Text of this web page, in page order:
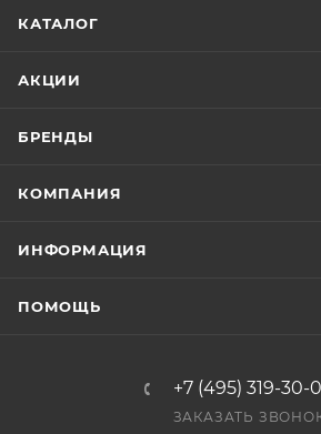
утверждение заказчика.
Цены на сайте не являются
приходит письмо только для
счете после проверки товара на
КАТАЛОГ
АКЦИИ
БРЕНДЫ
КОМПАНИЯ
ИНФОРМАЦИЯ
ПОМОЩЬ
+7 (495) 319-30-
ЗАКАЗАТЬ